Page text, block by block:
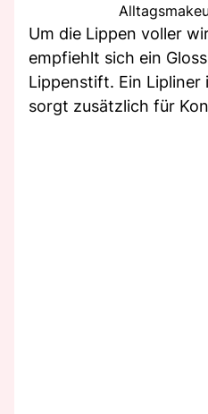
Um die Lippen voller
empfiehlt sich ein
Lippenstift. Ein Lipliner
sorgt zusätzlich für